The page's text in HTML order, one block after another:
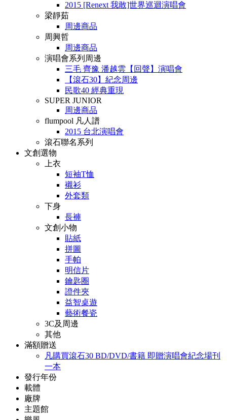
2015 [Renext 我敢]世界巡迴演唱會
梁靜茹
周邊商品
周興哲
周邊商品
演唱會系列周邊
三毛 齊豫 潘越雲【回聲】演唱會
【滾石30】紀念周邊
民歌40 經典重現
SUPER JUNIOR
周邊商品
flumpool 凡人譜
2015 台北演唱會
滾石聯名系列
文創選物
上衣
短袖T恤
襯衫
外套類
下身
長褲
文創小物
貼紙
拼圖
手帕
明信片
鑰匙圈
證件夾
益智桌遊
藝術餐瓷
3C及周邊
其他
滿額贈送
凡購買滾石30 BD/DVD/書籍 即贈演唱會紀念場刊
一本
發行年份
載體
廠牌
主題館